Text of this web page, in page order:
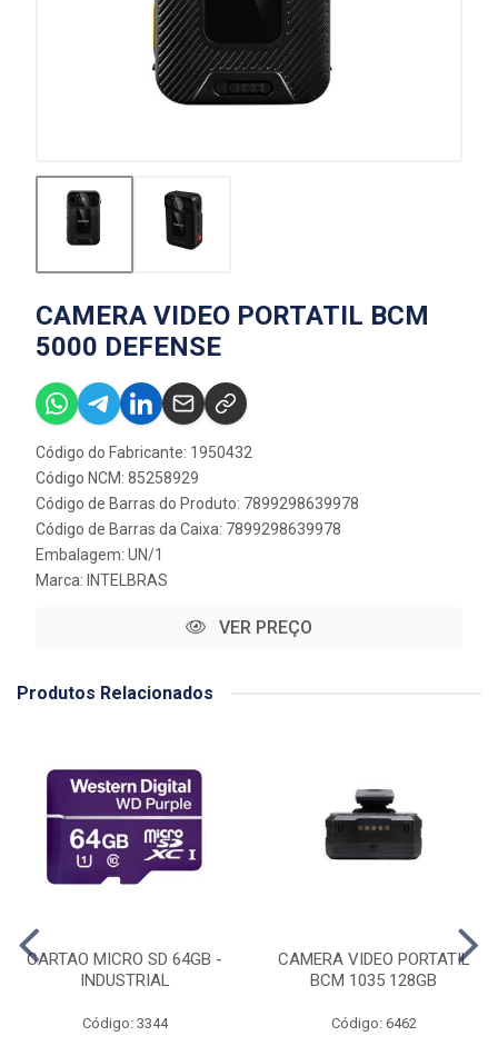
CAMERA VIDEO PORTATIL BCM
5000 DEFENSE
Código do Fabricante: 1950432
Código NCM: 85258929
Código de Barras do Produto: 7899298639978
Código de Barras da Caixa: 7899298639978
Embalagem: UN/1
Marca: INTELBRAS
VER PREÇO
Produtos Relacionados
CARTAO MICRO SD 64GB -
INDUSTRIAL
Código: 3344
CAMERA VIDEO PORTATIL
BCM 1035 128GB
Código: 6462